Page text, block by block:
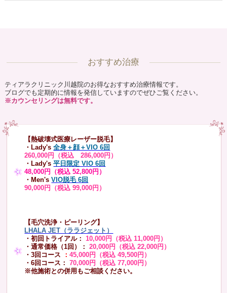
おすすめ治療
ティアラクリニック川越院のお得なおすすめ治療情報です。
ブログでも定期的に情報を発信していますのでぜひご覧ください。
※カウンセリングは無料です。
【熱破壊式医療レーザー脱毛】
・Lady's 全身＋顔＋VIO 6回
260,000円（税込 286,000円）
・Lady's平日限定 VIO 6回
48,000円（税込 52,800円）
・Men's VIO脱毛 6回
90,000円（税込 99,000円）
【毛穴洗浄・ピーリング】
LHALA JET（ララジェット）
・初回トライアル：10,000円（税込 11,000円）
・通常価格（1回）：
20,000円（税込 22,000円）
・3回コース ：45,000円（税込 49,500円）
・6回コース：
70,000円（税込 77,000円）
※他施術との併用もご相談ください。